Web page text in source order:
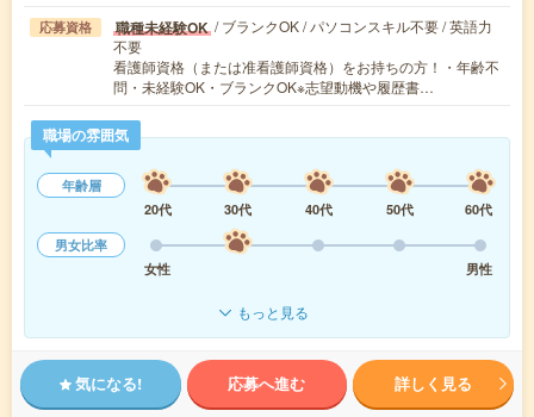
応募資格 職種未経験OK / ブランクOK / パソコンスキル不要 / 英語力
不要
看護師資格（または准看護師資格）をお持ちの方！・年齢不
問・未経験OK・ブランクOK※志望動機や履歴書…
職場の雰囲気
年齢層
20代
30代 40代 50代
60代
男女比率
女性
男性
もっと見る
気になる! 応募へ進む 詳しく見る